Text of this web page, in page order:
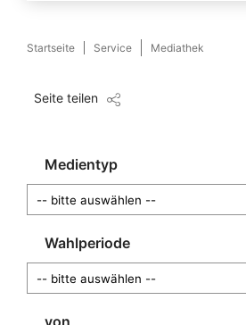
Startseite Service Mediathek
Seite teilen
Medientyp
Wahlperiode
von